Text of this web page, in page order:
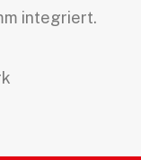
integriert.